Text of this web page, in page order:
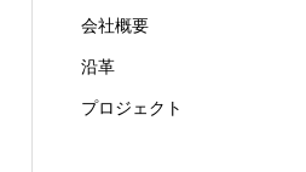
会社概要
沿革
プロジェクト